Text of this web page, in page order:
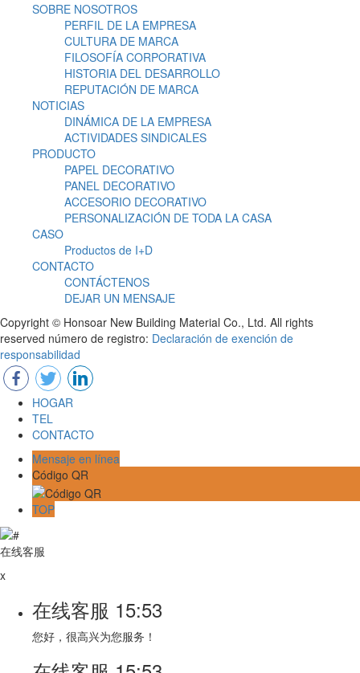
SOBRE NOSOTROS
PERFIL DE LA EMPRESA
CULTURA DE MARCA
FILOSOFÍA CORPORATIVA
HISTORIA DEL DESARROLLO
REPUTACIÓN DE MARCA
NOTICIAS
DINÁMICA DE LA EMPRESA
ACTIVIDADES SINDICALES
PRODUCTO
PAPEL DECORATIVO
PANEL DECORATIVO
ACCESORIO DECORATIVO
PERSONALIZACIÓN DE TODA LA CASA
CASO
Productos de I+D
CONTACTO
CONTÁCTENOS
DEJAR UN MENSAJE
Copyright © Honsoar New Building Material Co., Ltd. All rights
reserved número de registro: Declaración de exención de
responsabilidad
HOGAR
TEL
CONTACTO
Mensaje en línea
Código QR
TOP
在线客服
x
在线客服 15:53
您好，很高兴为您服务！